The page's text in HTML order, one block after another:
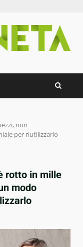
non
per riutilizzarlo
rotto in mille
modo